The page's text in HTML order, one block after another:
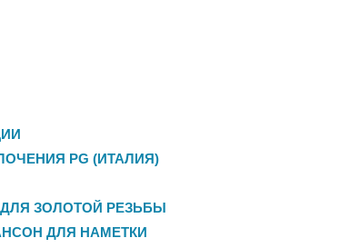
PG (ИТАЛИЯ)
ЗОЛОТОЙ РЕЗЬБЫ
ДЛЯ НАМЕТКИ